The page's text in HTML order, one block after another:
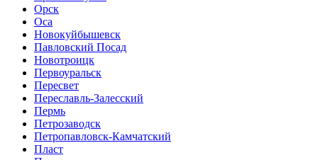
Орск
Оса
Новокуйбышевск
Павловский Посад
Новотроицк
Первоуральск
Пересвет
Переславль-Залесский
Пермь
Петрозаводск
Петропавловск-Камчатский
Пласт